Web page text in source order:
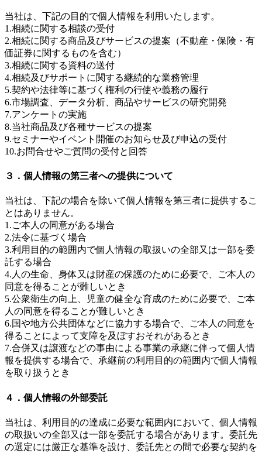
当社は、下記の目的で個人情報を利用いたします。
1.相続に関する相談の受付
2.相続に関する商品及びサービスの提案（不動産・保険・有
価証券に関するものを含む）
3.相続に関する資料の送付
4.相続及びサポートに関する継続的な業務管理
5.契約や法律等に基づく権利の行使や義務の履行
6.市場調査、データ分析、商品やサービスの研究開発
7.アンケートの実施
8.当社商品及び各種サービスの提案
9.セミナーやイベント開催のお知らせ及び申込の受付
10.お問合せやご質問の受付と回答
３．個人情報の第三者への提供について
当社は、下記の場合を除いて個人情報を第三者に提供するこ
とはありません。
1.ご本人の同意がある場合
2.法令に基づく場合
3.利用目的の範囲内で個人情報の取扱いの全部又は一部を委
託する場合
4.人の生命、身体又は財産の保護のために必要で、ご本人の
同意を得ることが難しいとき
5.公衆衛生の向上、児童の健全な育成のために必要で、ご本
人の同意を得ることが難しいとき
6.国や地方公共団体などに協力する場合で、ご本人の同意を
得ることによって支障を及ぼすおそれがあるとき
7.合併又は譲渡などの事由による事業の承継に伴って個人情
報を提供する場合で、承継前の利用目的の範囲内で個人情報
を取り扱うとき
４．個人情報の外部委託
当社は、利用目的の達成に必要な範囲内において、個人情報
の取扱いの全部又は一部を委託する場合があります。委託先
の選定には厳正な基準を設け、委託先との間で必要な契約を